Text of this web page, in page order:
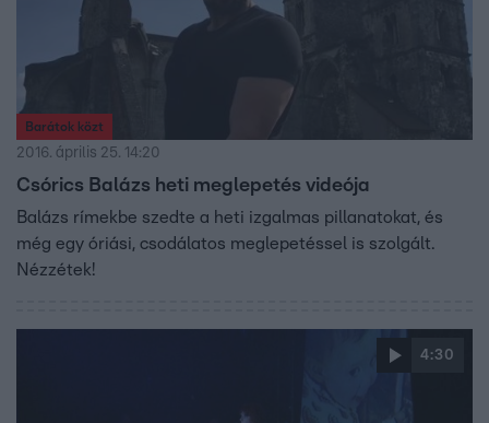
Barátok közt
2016. április 25. 14:20
Csórics Balázs heti meglepetés videója
Balázs rímekbe szedte a heti izgalmas pillanatokat, és
még egy óriási, csodálatos meglepetéssel is szolgált.
Nézzétek!
4:30